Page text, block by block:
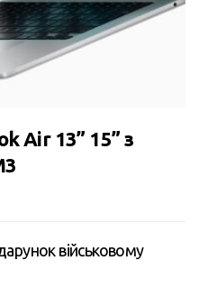
Air 13” 15” з
військовому